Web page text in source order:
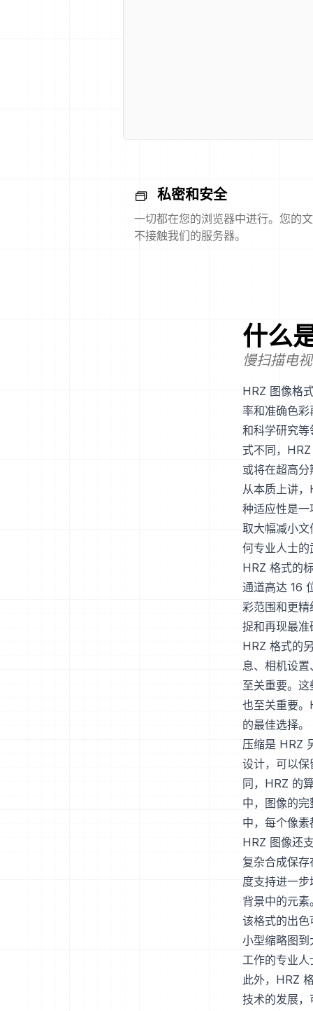
私密和安全
一切都在您的浏览器中进行。您的
不接触我们的服务器。
什么
慢扫描电视
HRZ 图像格
率和准确色
和科学研究
式不同，
或将在超高
从本质上讲
种适应性是
取大幅减小
何专业人士
HRZ 格式的
通道高达 16
彩范围和更
捉和再现最
HRZ 格式的
息、相机设
至关重要。
也至关重要
的最佳选择。
压缩是 HRZ
设计，可以
同，HRZ 的
中，图像的
中，每个像
HRZ 图像还
复杂合成保
度支持进一
背景中的元素
该格式的出
小型缩略图
工作的专业
此外，HRZ
技术的发展